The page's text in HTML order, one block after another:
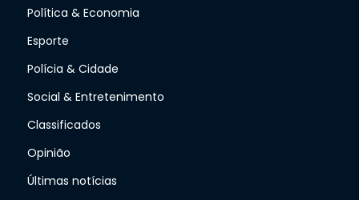
Política & Economia
Esporte
Polícia & Cidade
Social & Entretenimento
Classificados
Opinião
Últimas notícias